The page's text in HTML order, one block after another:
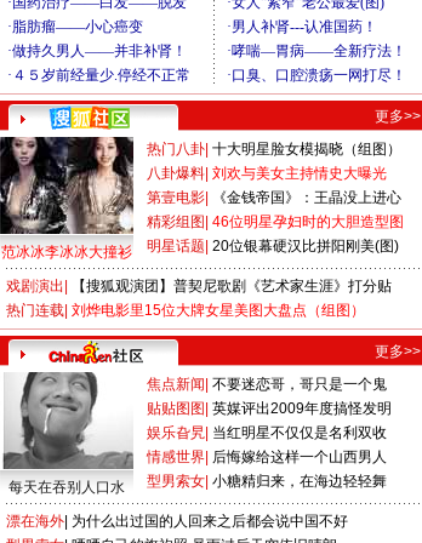
更多>>
范冰冰李冰冰大撞衫
热门八卦 十大明星脸女模揭晓（组图）
八卦爆料 刘欢与美女主持情史大曝光
第壹电影
《金钱帝国》：王晶没上进心
精彩组图 46位明星孕妇时的大胆造型图
明星话题 20位银幕硬汉比拼阳刚美(图)
戏剧演出
【搜狐观演团】普契尼歌剧《艺术家生涯》打分贴
热门连载 刘烨电影里15位大牌女星美图大盘点（组图）
更多>>
每天在吞别人口水
焦点新闻 不要迷恋哥，哥只是一个鬼
贴贴图图 英媒评出2009年度搞怪发明
娱乐旮旯 当红明星不仅仅是名利双收
情感世界 后悔嫁给这样一个山西男人
型男索女 小糖精归来，在海边轻轻舞
漂在海外 为什么出过国的人回来之后都会说中国不好